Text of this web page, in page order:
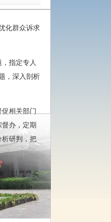
化群众诉求
指定专人
，深入剖析
相关部门
办，定期
析研判，把
，以监督实
数据多跑
干担当筑牢